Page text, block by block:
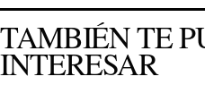
TAMBIÉN TE
INTERESAR